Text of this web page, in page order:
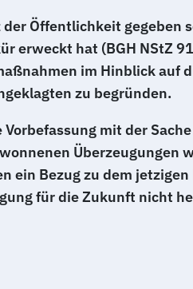
Öffentlichkeit
erweckt hat (BGH NStZ
im Hinblick auf
zu begründen.
mit der
ein Bezug zu dem
für die Zukunft nicht